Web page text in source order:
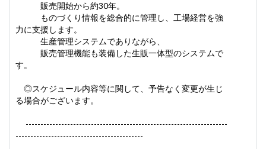
販売開始から約30年。
ものづくり情報を総合的に管理し、工場経営を強
力に支援します。
生産管理システムでありながら、
販売管理機能も装備した生販一体型のシステムで
す。
◎スケジュール内容等に関して、予告なく変更が生じ
る場合がございます。
--------------------------------------------------------------------
-------------------------------------------